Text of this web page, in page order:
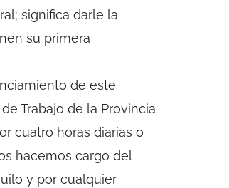
significa darle la
su primera
de este
Trabajo de la Provincia
cuatro horas diarias o
hacemos cargo del
y por cualquier